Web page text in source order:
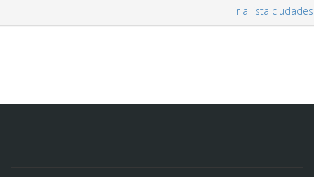
ir a lista ciudades